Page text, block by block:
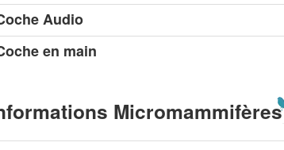
Audio
en main
Micromammifères